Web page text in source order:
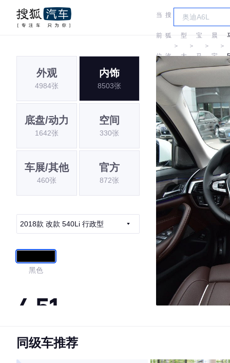
当
前
位
置:
搜
狐
汽
车
＞
车
型
大
＞
宝
马
＞
晨
宝
＞
5
外观
4984张
内饰
8503张
底盘/动力
1642张
空间
330张
车展/其他
460张
官方
872张
2018款 改款 540Li 行政型
黑色
4.51
·外观表现一般，低于82%同级车
同级车推荐